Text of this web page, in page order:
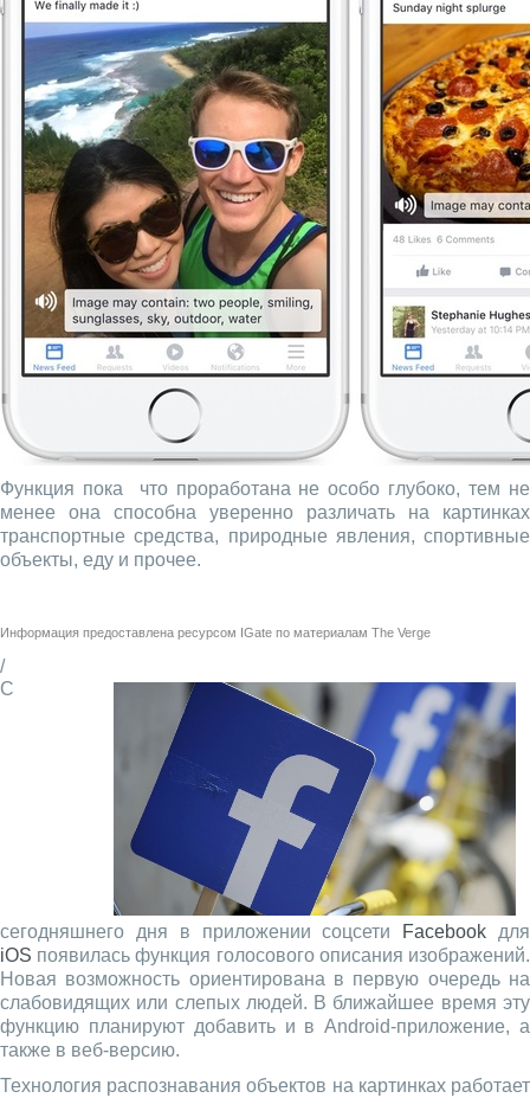
Функция пока что проработана не особо глубоко, тем не
менее она способна уверенно различать на картинках
транспортные средства, природные явления, спортивные
объекты, еду и прочее.
Информация предоставлена ресурсом IGate по материалам The Verge
/
С
сегодняшнего дня в приложении соцсети Facebook для
iOS появилась функция голосового описания изображений.
Новая возможность ориентирована в первую очередь на
слабовидящих или слепых людей. В ближайшее время эту
функцию планируют добавить и в Android-приложение, а
также в веб-версию.
Технология распознавания объектов на картинках работает